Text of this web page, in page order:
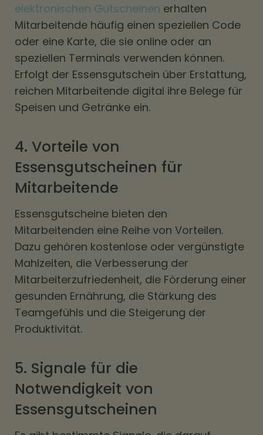
elektronischen Gutscheinen erhalten
Mitarbeitende häufig einen speziellen Code
oder eine Karte, die sie online oder an
speziellen Terminals verwenden können.
Erfolgt der Essensgutschein über Erstattung,
reichen Mitarbeitende digital ihre Belege für
Speisen und Getränke ein.
4. Vorteile von
Essensgutscheinen für
Mitarbeitende
Essensgutscheine bieten den
Mitarbeitenden eine Reihe von Vorteilen.
Dazu gehören kostenlose oder vergünstigte
Mahlzeiten, die Verbesserung der
Mitarbeiterzufriedenheit, die Förderung einer
gesunden Ernährung, die Stärkung des
Teamgefühls und die Steigerung der
Produktivität.
5. Signale für die
Notwendigkeit von
Essensgutscheinen